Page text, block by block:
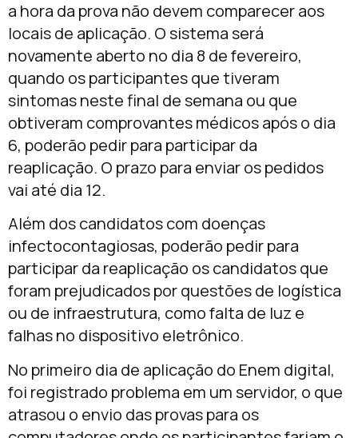
a hora da prova não devem comparecer aos
locais de aplicação. O sistema será
novamente aberto no dia 8 de fevereiro,
quando os participantes que tiveram
sintomas neste final de semana ou que
obtiveram comprovantes médicos após o dia
6, poderão pedir para participar da
reaplicação. O prazo para enviar os pedidos
vai até dia 12.
Além dos candidatos com doenças
infectocontagiosas, poderão pedir para
participar da reaplicação os candidatos que
foram prejudicados por questões de logística
ou de infraestrutura, como falta de luz e
falhas no dispositivo eletrônico.
No primeiro dia de aplicação do Enem digital,
foi registrado problema em um servidor, o que
atrasou o envio das provas para os